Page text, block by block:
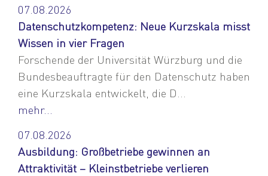
07.08.2026
Datenschutzkompetenz: Neue Kurzskala misst
Wissen in vier Fragen
Forschende der Universität Würzburg und die
Bundesbeauftragte für den Datenschutz haben
eine Kurzskala entwickelt, die D...
mehr...
07.08.2026
Ausbildung: Großbetriebe gewinnen an
Attraktivität – Kleinstbetriebe verlieren